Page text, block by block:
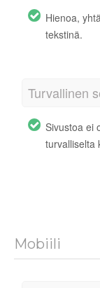
Hienoa,
tekstinä.
Turvallinen
Sivustoa ei
turvalliselta
Mobiili